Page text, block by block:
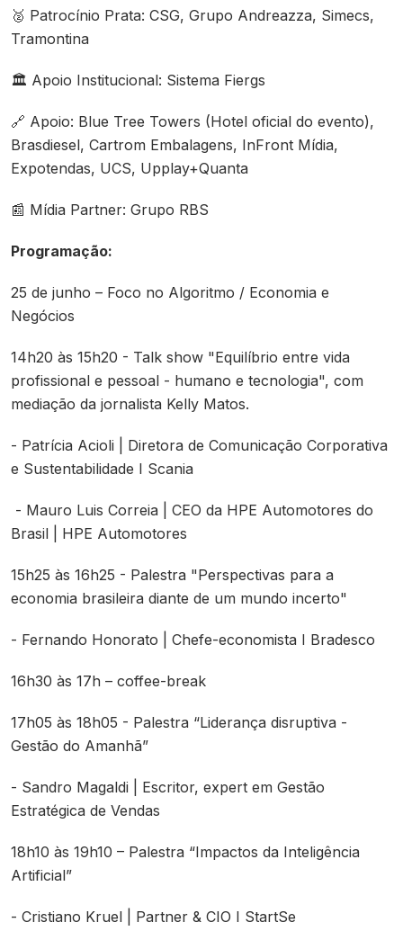
🥈 Patrocínio Prata: CSG, Grupo Andreazza, Simecs,
Tramontina
🏛️ Apoio Institucional: Sistema Fiergs
🔗 Apoio: Blue Tree Towers (Hotel oficial do evento),
Brasdiesel, Cartrom Embalagens, InFront Mídia,
Expotendas, UCS, Upplay+Quanta
📰 Mídia Partner: Grupo RBS
Programação:
25 de junho – Foco no Algoritmo / Economia e
Negócios
14h20 às 15h20 - Talk show "Equilíbrio entre vida
profissional e pessoal - humano e tecnologia", com
mediação da jornalista Kelly Matos.
- Patrícia Acioli | Diretora de Comunicação Corporativa
e Sustentabilidade I Scania
- Mauro Luis Correia | CEO da HPE Automotores do
Brasil | HPE Automotores
15h25 às 16h25 - Palestra "Perspectivas para a
economia brasileira diante de um mundo incerto"
- Fernando Honorato | Chefe-economista I Bradesco
16h30 às 17h – coffee-break
17h05 às 18h05 - Palestra “Liderança disruptiva -
Gestão do Amanhã”
- Sandro Magaldi | Escritor, expert em Gestão
Estratégica de Vendas
18h10 às 19h10 – Palestra “Impactos da Inteligência
Artificial”
- Cristiano Kruel | Partner & CIO I StartSe